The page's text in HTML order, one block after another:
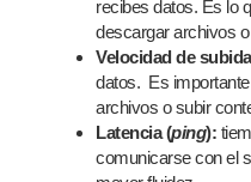
recibes datos. Es lo
descargar archivos
Velocidad de
datos. Es
archivos o subir
Latencia (ping):
comunicarse con el